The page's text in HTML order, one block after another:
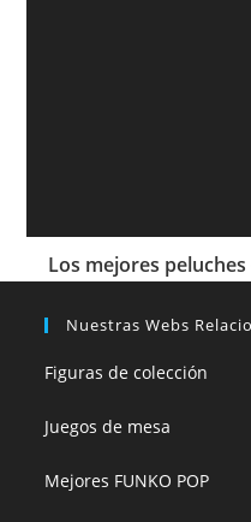
Los mejores
Nuestras Webs
Figuras de colección
Juegos de mesa
Mejores FUNKO POP